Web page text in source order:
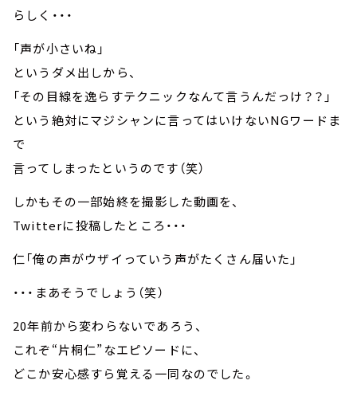
らしく・・・
「声が小さいね」
というダメ出しから、
「その目線を逸らすテクニックなんて言うんだっけ？？」
という絶対にマジシャンに言ってはいけないNGワードま
で
言ってしまったというのです（笑）
しかもその一部始終を撮影した動画を、
Twitterに投稿したところ・・・
仁「俺の声がウザイっていう声がたくさん届いた」
・・・まあそうでしょう（笑）
20年前から変わらないであろう、
これぞ“片桐仁”なエピソードに、
どこか安心感すら覚える一同なのでした。